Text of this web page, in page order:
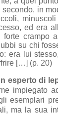
secondo, in
ed era
forte crampo
su chi
era lui
[…] (p. 20)
esperto di
impiegato
esemplari
ma la sua